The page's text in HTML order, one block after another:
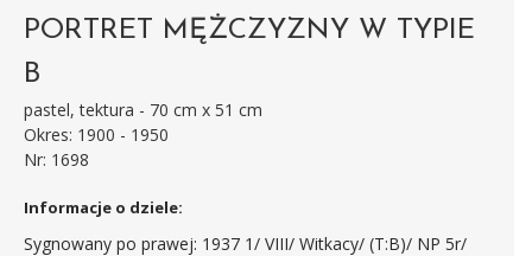
PORTRET MĘŻCZYZNY W TYPIE
B
pastel, tektura - 70 cm x 51 cm
Okres: 1900 - 1950
Nr: 1698
Informacje o dziele:
Sygnowany po prawej: 1937 1/ VIII/ Witkacy/ (T:B)/ NP 5r/